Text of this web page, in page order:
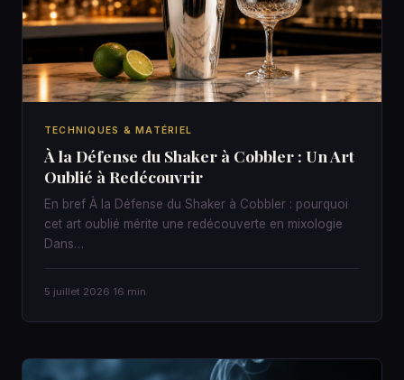
TECHNIQUES & MATÉRIEL
À la Défense du Shaker à Cobbler : Un Art
Oublié à Redécouvrir
En bref À la Défense du Shaker à Cobbler : pourquoi
cet art oublié mérite une redécouverte en mixologie
Dans…
5 juillet 2026 16 min